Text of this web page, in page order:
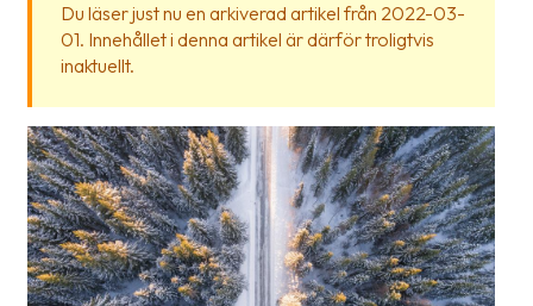
är
Fraktjakt?
Hjälp?
Vanliga
frågor
&
svar
Ordlista
Du läser just nu en arkiverad artikel från 2022-03-
01. Innehållet i denna artikel är därför troligtvis
inaktuellt.